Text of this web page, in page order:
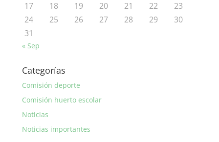
17
18 19 20 21 22
23
24
25 26 27 28 29
30
31
« Sep
Categorías
Comisión deporte
Comisión huerto escolar
Noticias
Noticias importantes